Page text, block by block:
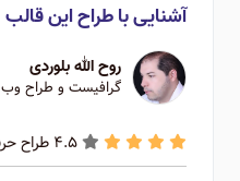
آشنایی با طراح این قالب
روح الله بلوردی
گرافیست و طراح وب
4.5 طراح حرفه ای جوملا و وردپرس